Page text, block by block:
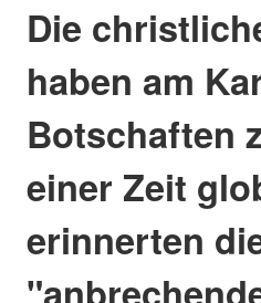
Die
haben am
Botschaften
einer Zeit
erinnerten